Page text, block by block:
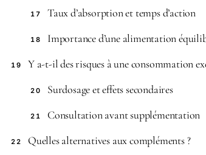
17 Taux d’absorption et temps d’action
18 Importance d’une alimentation
19 Y a-t-il des risques à une consommation
20 Surdosage et effets secondaires
21 Consultation avant supplémentation
22 Quelles alternatives aux compléments ?